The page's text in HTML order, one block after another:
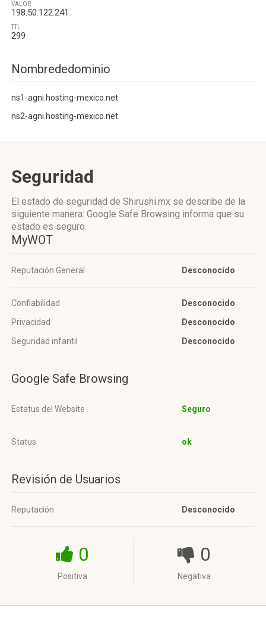
VALOR
198.50.122.241
TTL
299
Nombrededominio
ns1-agni.hosting-mexico.net
ns2-agni.hosting-mexico.net
Seguridad
El estado de seguridad de Shirushi.mx se describe de la
siguiente manera: Google Safe Browsing informa que su
estado es seguro.
MyWOT
Reputación General Desconocido
Confiabilidad
Desconocido
Privacidad
Desconocido
Seguridad infantil
Desconocido
Google Safe Browsing
Estatus del Website Seguro
Status ok
Revisión de Usuarios
Reputación Desconocido
0
Positiva
0
Negativa